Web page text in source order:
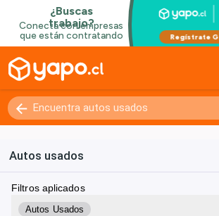
Autos usados
Filtros aplicados
Autos Usados
Kilómetros 0 - 250000+